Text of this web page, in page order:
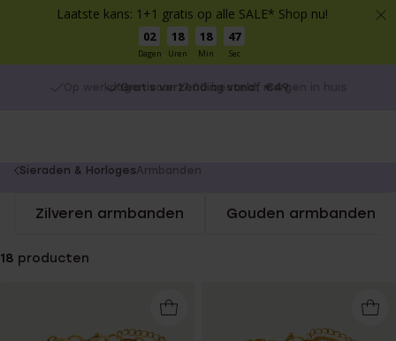
Laatste kans: 1+1 gratis op alle SALE* Shop nu!
02
Dagen
18
Uren
18
Min
47
Sec
Gratis verzending vanaf €49
You
here:
Sieraden & HorlogesArmbanden
Zilveren armbanden Gouden armbanden
18 producten